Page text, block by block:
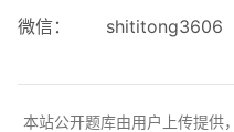
微信：
shititong3606
本站公开题库由用户上传提供